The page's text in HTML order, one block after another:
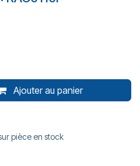
Ajouter au panier
pièce en stock